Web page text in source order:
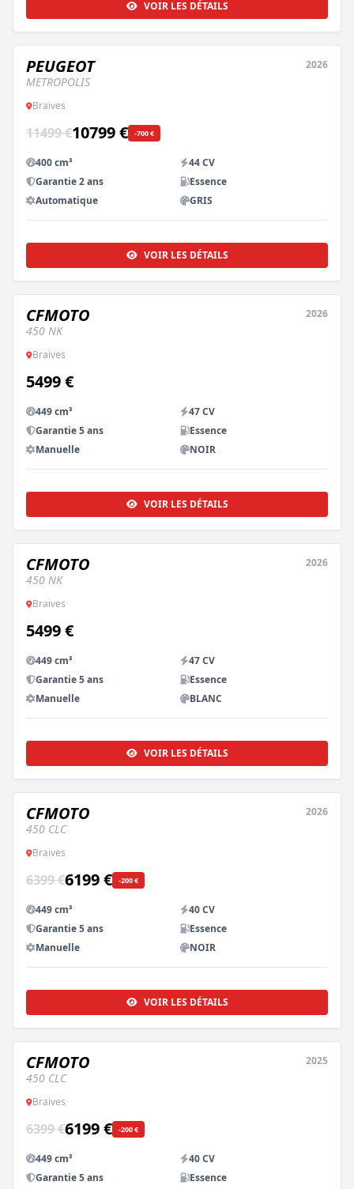
VOIR LES DÉTAILS
NEUF
PEUGEOT
METROPOLIS
2026
Braives
11499 €10799 € -700 €
400 cm³
44 CV
Garantie 2 ans
Essence
Automatique
GRIS
VOIR LES DÉTAILS
NEUF
CFMOTO
450 NK
2026
Braives
5499 €
449 cm³
47 CV
Garantie 5 ans
Essence
Manuelle
NOIR
VOIR LES DÉTAILS
NEUF
CFMOTO
450 NK
2026
Braives
5499 €
449 cm³
47 CV
Garantie 5 ans
Essence
Manuelle
BLANC
VOIR LES DÉTAILS
NEUF
CFMOTO
450 CLC
2026
Braives
6399 €6199 € -200 €
449 cm³
40 CV
Garantie 5 ans
Essence
Manuelle
NOIR
VOIR LES DÉTAILS
NEUF
CFMOTO
450 CLC
2025
Braives
6399 €6199 € -200 €
449 cm³
40 CV
Garantie 5 ans
Essence